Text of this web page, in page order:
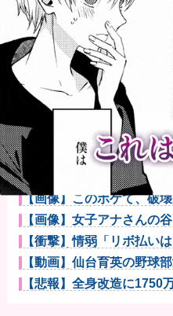
【画像】コスプレイヤー
ｗ
【衝撃】クルタ族虐 殺の
定！クロロの...
【動画】大阪府警に射殺
ゃ苦しそうに...
町の弁当屋「申し訳ない
商品代を値...
【イオンモール熊本】福
れ、着火した...
中日ドラゴンズ、Aクラス
wwwwwwwww他
ミヤネ屋に出演した左派
の例のテナン...
【悲報】みい山作者・亜
る方法・・・...
スロッターさん「優遇冷
から、これだ...
【画像】このボケて、破
ｗｗｗｗｗｗ...
【画像】女子アナさんの
他
【衝撃】情弱「リボ払い
の」 情強「リボ...
【動画】仙台育英の野球
クでお前らの...
【悲報】全身改造に1750